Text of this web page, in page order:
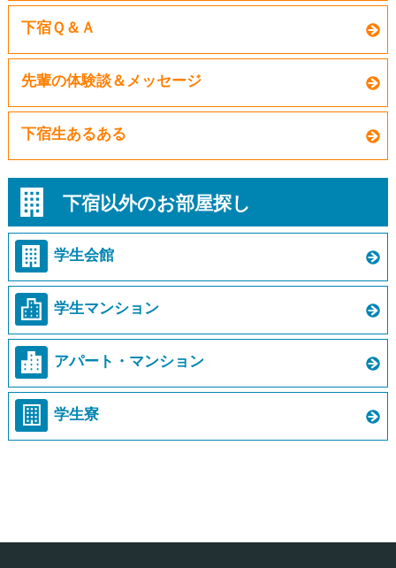
下宿Ｑ＆Ａ
先輩の体験談＆メッセージ
下宿生あるある
下宿以外のお部屋探し
学生会館
学生マンション
アパート・マンション
学生寮